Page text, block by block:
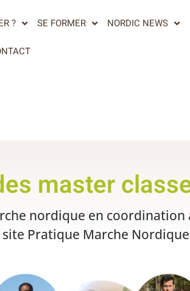
? SE FORMER NORDIC NEWS
master
nordique en
Pratique Marche Nordique